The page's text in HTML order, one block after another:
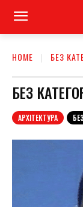
HOME БЕЗ
БЕЗ
АРХІТЕКТУРА